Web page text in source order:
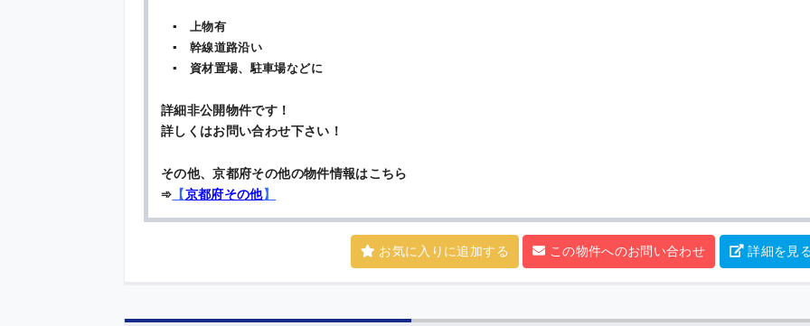
▪ 上物有
▪ 幹線道路沿い
▪ 資材置場、駐車場などに
詳細非公開物件です！
詳しくはお問い合わせ下さい！
その他、京都府その他の物件情報はこちら
➾ 【京都府その他】
お気に入りに追加する この物件へのお問い合わせ 詳細を見